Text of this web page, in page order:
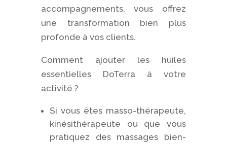
accompagnements, vous offrez
une transformation bien plus
profonde à vos clients.
Comment ajouter les huiles
essentielles DoTerra à votre
activité ?
Si vous êtes masso-thérapeute,
kinésithérapeute ou que vous
pratiquez des massages bien-